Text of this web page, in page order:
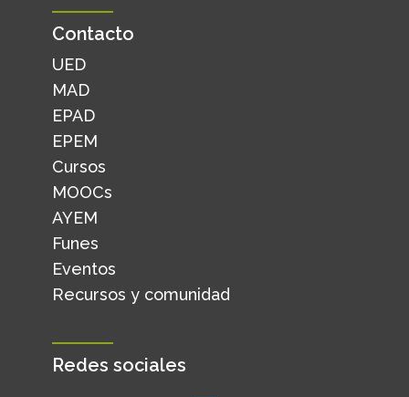
Contacto
UED
MAD
EPAD
EPEM
Cursos
MOOCs
AYEM
Funes
Eventos
Recursos y comunidad
Redes sociales